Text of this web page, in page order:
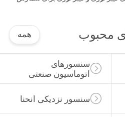
محبوب همه
سنسورهای
اتوماسیون صنعتی
سنسور نزدیکی انحنا